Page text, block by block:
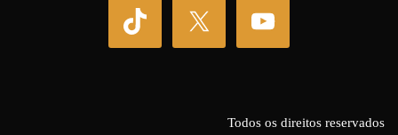
Todos os direitos reservados